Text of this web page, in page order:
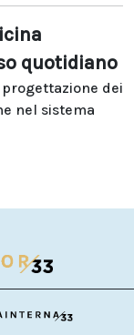
quotidiano
dei
nel sistema